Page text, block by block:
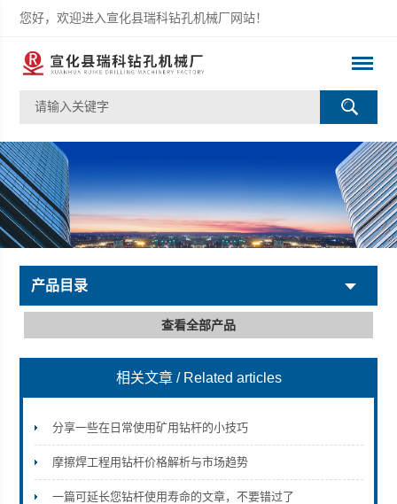
您好，欢迎进入宣化县瑞科钻孔机械厂网站！
宣化县瑞科钻孔机械厂
产品目录
查看全部产品
相关文章 / Related articles
分享一些在日常使用矿用钻杆的小技巧
摩擦焊工程用钻杆价格解析与市场趋势
一篇可延长您钻杆使用寿命的文章，不要错过了